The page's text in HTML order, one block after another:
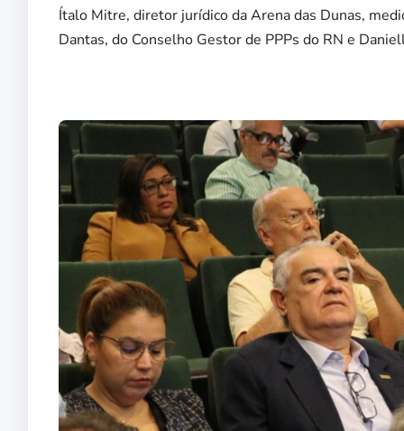
Ítalo Mitre, diretor jurídico da Arena das Dunas,
Dantas, do Conselho Gestor de PPPs do RN e